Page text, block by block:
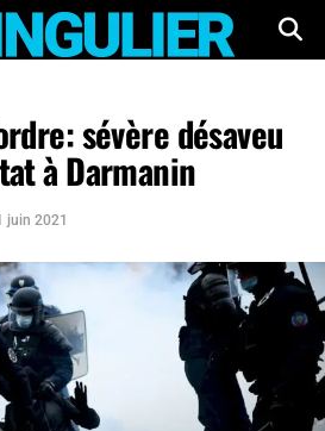
sévère désaveu
à Darmanin
juin 2021